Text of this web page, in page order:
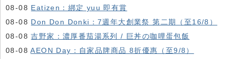
08-08 Eatizen：綁定 yuu 即有賞
08-08 Don Don Donki：7週年大創業祭 第二期（至16/8）
08-08吉野家：濃厚番茄湯系列 / 巨丼の咖哩蛋包飯
08-08AEON Day：自家品牌商品 8折優惠（至9/8）